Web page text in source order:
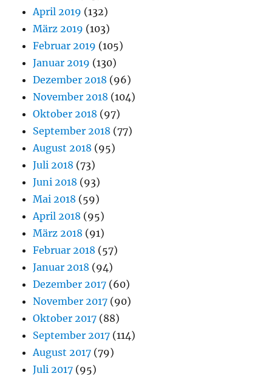
April 2019 (132)
März 2019 (103)
Februar 2019 (105)
Januar 2019 (130)
Dezember 2018 (96)
November 2018 (104)
Oktober 2018 (97)
September 2018 (77)
August 2018 (95)
Juli 2018 (73)
Juni 2018 (93)
Mai 2018 (59)
April 2018 (95)
März 2018 (91)
Februar 2018 (57)
Januar 2018 (94)
Dezember 2017 (60)
November 2017 (90)
Oktober 2017 (88)
September 2017 (114)
August 2017 (79)
Juli 2017 (95)